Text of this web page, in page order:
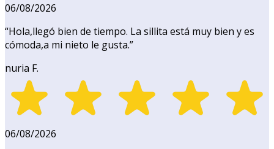
06/08/2026
“Hola,llegó bien de tiempo. La sillita está muy bien y es
cómoda,a mi nieto le gusta.”
nuria F.
06/08/2026